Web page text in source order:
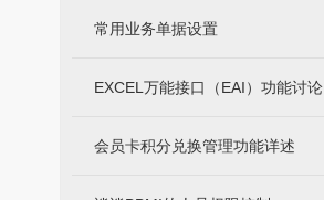
常用业务单据设置
EXCEL万能接口（EAI）功能讨论
会员卡积分兑换管理功能详述